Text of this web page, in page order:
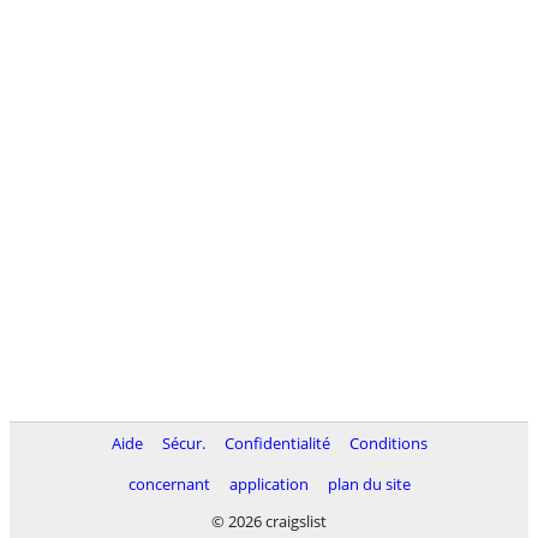
Aide Sécur. Confidentialité
Conditions
concernant
application
plan du site
© 2026 craigslist